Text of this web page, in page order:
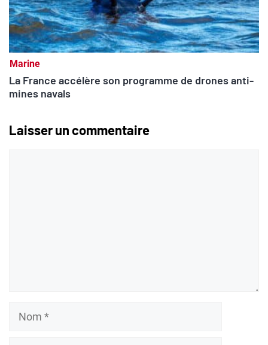
Marine
La France accélère son programme de drones anti-
mines navals
Laisser un commentaire